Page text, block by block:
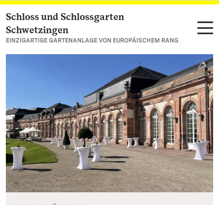
Zum Hauptinhalt springen
Schloss und Schlossgarten
Schwetzingen
EINZIGARTIGE GARTENANLAGE VON EUROPÄISCHEM RANG